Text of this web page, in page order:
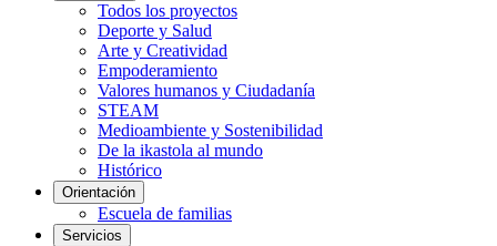
Todos los proyectos
Deporte y Salud
Arte y Creatividad
Empoderamiento
Valores humanos y Ciudadanía
STEAM
Medioambiente y Sostenibilidad
De la ikastola al mundo
Histórico
Orientación
Escuela de familias
Servicios